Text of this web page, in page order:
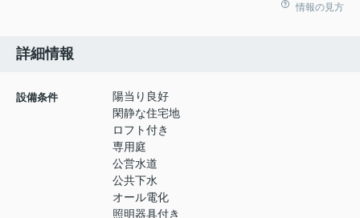
情報の見方
詳細情報
設備条件
陽当り良好
閑静な住宅地
ロフト付き
専用庭
公営水道
公共下水
オール電化
照明器具付き